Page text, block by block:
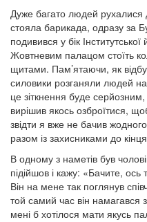
Дуже багато людей рухалися
стояла барикада, одразу за
подивився у бік
Жовтневим палацом стоїть
щитами. Пам’ятаючи, як
силовики розганяли людей
це зіткнення буде
вирішив якось озброїтися,
звідти я вже не бачив
разом із захисниками до
В одному з наметів був
підійшов і кажу: «Бачите,
Він на мене так поглянув
той самий час він намагався
мені б хотілося мати якусь